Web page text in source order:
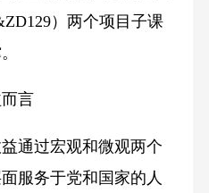
）两个项目子课
言
过宏观和微观两个
服务于党和国家的人